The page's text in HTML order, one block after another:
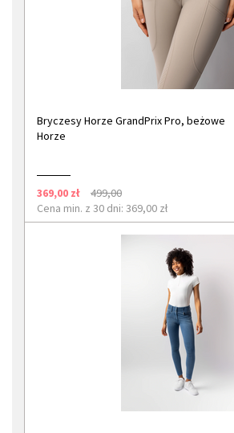
Bryczesy Horze GrandPrix Pro, beżowe
Horze
369,00 zł
499,00
Cena min. z 30 dni: 369,00 zł